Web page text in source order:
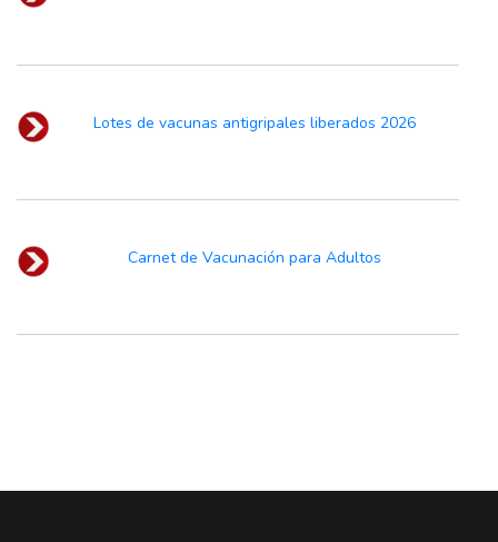
Lotes de vacunas antigripales liberados 2026
Carnet de Vacunación para Adultos